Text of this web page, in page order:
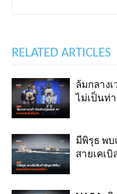
RELATED ARTICLES
ล้มกลาง
ไม่เป็นท่า
มีพิรุธ พ
สายเคเบิ